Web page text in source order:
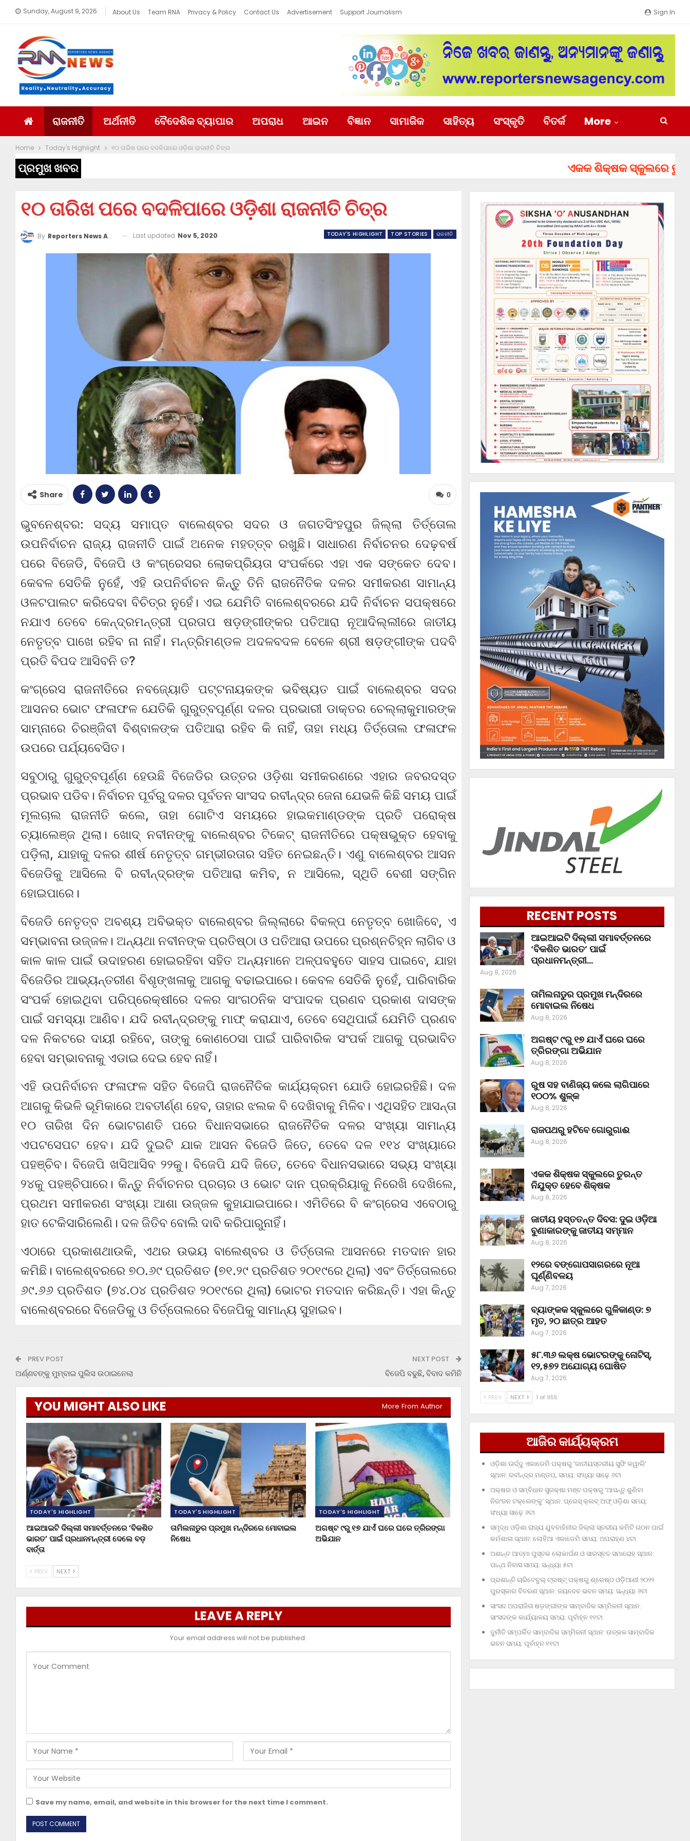
Sign In
Sunday, August 9, 2026 About Us Team RNA Privacy & Policy Contact Us Advertisement Support Journalism
ରାଜନୀତି ଅର୍ଥନୀତି ବୈଦେଶିକ ବ୍ୟାପାର ଅପରାଧ ଆଇନ ବିଜ୍ଞାନ ସାମାଜିକ ସାହିତ୍ୟ ସଂସ୍କୃତି ବିତର୍କ More
Home Today's Highlight ୧୦ ତାରିଖ ପରେ ବଦଳିପାରେ ଓଡ଼ିଶା ରାଜନୀତି ଚିତ୍ର
ପ୍ରମୁଖ ଖବର ଏକକ ଶିକ୍ଷକ ସ୍କୁଲରେ ତୁରନ୍ତ
୧୦ ତାରିଖ ପରେ ବଦଳିପାରେ ଓଡ଼ିଶା ରାଜନୀତି ଚିତ୍ର
TODAY'S HIGHLIGHT TOP STORIES ରାଜନୀତି
By Reporters News Agency Last updated Nov 5, 2020
0
Share
ଭୁବନେଶ୍ବର: ସଦ୍ୟ ସମାପ୍ତ ବାଲେଶ୍ବର ସଦର ଓ ଜଗତସିଂହପୁର ଜିଲ୍ଲା ତିର୍ତ୍ତୋଲ
ଉପନିର୍ବାଚନ ରାଜ୍ୟ ରାଜନୀତି ପାଇଁ ଅନେକ ମହତ୍ତ୍ବ ରଖୁଛି। ସାଧାରଣ ନିର୍ବାଚନର ଦେଢ଼ବର୍ଷ
ପରେ ବିଜେଡି, ବିଜେପି ଓ କଂଗ୍ରେସର ଲୋକପ୍ରିୟତା ସଂପର୍କରେ ଏହା ଏକ ସଙ୍କେତ ଦେବ।
କେବଳ ସେତିକି ନୁହେଁ, ଏହି ଉପନିର୍ବାଚନ କିନ୍ତୁ ତିନି ରାଜନୈତିକ ଦଳର ସମୀକରଣ ସାମାନ୍ୟ
ଓଳଟପାଲଟ କରିଦେବା ବିଚିତ୍ର ନୁହେଁ। ଏଇ ଯେମିତି ବାଲେଶ୍ବରରେ ଯଦି ନିର୍ବାଚନ ସପକ୍ଷରେ
ନଯାଏ ତେବେ କେନ୍ଦ୍ରମନ୍ତ୍ରୀ ପ୍ରତାପ ଷଡ଼ଙ୍ଗୀଙ୍କର ପତିଆରା ନୂଆଦିଲ୍ଲୀରେ ଜାତୀୟ
ନେତୃତ୍ବ ପାଖେ ରହିବ ନା ନାହିଁ। ମନ୍ତ୍ରିମଣ୍ଡଳ ଅଦଳବଦଳ ବେଳେ ଶ୍ରୀ ଷଡ଼ଙ୍ଗୀଙ୍କ ପଦବି
ପ୍ରତି ବିପଦ ଆସିବନି ତ?
କଂଗ୍ରେସ ରାଜନୀତିରେ ନବଜ୍ୟୋତି ପଟ୍ଟନାୟକଙ୍କ ଭବିଷ୍ୟତ ପାଇଁ ବାଲେଶ୍ବର ସଦର
ଆସନର ଭୋଟ ଫଳାଫଳ ଯେତିକି ଗୁରୁତ୍ବପୂର୍ଣ୍ଣ ଦଳର ପ୍ରଭାରୀ ଡାକ୍ତର ଚେଲ୍ଲାକୁମାରଙ୍କ
ସାମ୍ନାରେ ଚିରଞ୍ଜିବୀ ବିଶ୍ବାଳଙ୍କ ପତିଆରା ରହିବ କି ନାହିଁ, ତାହା ମଧ୍ୟ ତିର୍ତ୍ତୋଲ ଫଳାଫଳ
ଉପରେ ପର୍ଯ୍ୟବେସିତ।
ସବୁଠାରୁ ଗୁରୁତ୍ବପୂର୍ଣ୍ଣ ହେଉଛି ବିଜେଡିର ଉତ୍ତର ଓଡ଼ିଶା ସମୀକରଣରେ ଏହାର ଜବରଦସ୍ତ
ପ୍ରଭାବ ପଡିବ। ନିର୍ବାଚନ ପୂର୍ବରୁ ଦଳର ପୂର୍ବତନ ସାଂସଦ ରବୀନ୍ଦ୍ର ଜେନା ଯେଭଳି କିଛି ସମୟ ପାଇଁ
ମୂଲଚାଲ ରାଜନୀତି କଲେ, ତାହା ଗୋଟିଏ ସମୟରେ ହାଇକମାଣ୍ଡଙ୍କ ପ୍ରତି ପରୋକ୍ଷ
ଚ୍ୟାଲେଞ୍ଜ ଥିଲା। ଖୋଦ୍ ନବୀନଙ୍କୁ ବାଲେଶ୍ବର ଟିକେଟ୍ ରାଜନୀତିରେ ପକ୍ଷଭୁକ୍ତ ହେବାକୁ
ପଡ଼ିଲା, ଯାହାକୁ ଦଳର ଶୀର୍ଷ ନେତୃତ୍ବ ଗମ୍ଭୀରତାର ସହିତ ନେଇଛନ୍ତି। ଏଣୁ ବାଲେଶ୍ବର ଆସନ
ବିଜେଡିକୁ ଆସିଲେ ବି ରବୀନ୍ଦ୍ରଙ୍କ ପତିଆରା କମିବ, ନ ଆସିଲେ, ସ୍ଥିତି ବେଶୀ ସଙ୍ଗିନ
ହୋଇପାରେ।
ବିଜେଡି ନେତୃତ୍ବ ଅବଶ୍ୟ ଅବିଭକ୍ତ ବାଲେଶ୍ବର ଜିଲ୍ଲାରେ ବିକଳ୍ପ ନେତୃତ୍ବ ଖୋଜିବେ, ଏ
ସମ୍ଭାବନା ଉଜ୍ଜଳ। ଅନ୍ୟଥା ନବୀନଙ୍କ ପ୍ରତିଷ୍ଠା ଓ ପତିଆରା ଉପରେ ପ୍ରଶ୍ନଚିହ୍ନ ଲାଗିବ ଓ
କାଳ କାଳ ପାଇଁ ଉଦାହରଣ ହୋଇରହିବା ସହିତ ଅନ୍ୟମାନେ ଅଳ୍ପବହୁତେ ସାହସ ପାଇବେ, ଯାହା
ବିଜେଡିର ଆଭ୍ୟନ୍ତରୀଣ ବିଶୃଙ୍ଖଳାକୁ ଆଗକୁ ବଢାଇପାରେ। କେବଳ ସେତିକି ନୁହେଁ, ପାରିବାରିକ
ସଂପର୍କ ହୋଇଥିବା ପରିପ୍ରେକ୍ଷୀରେ ଦଳର ସାଂଗଠନିକ ସଂପାଦକ ପ୍ରଣବ ପ୍ରକାଶ ଦାସଙ୍କ
ପାଇଁ ସମସ୍ୟା ଆଣିବ। ଯଦି ରବୀନ୍ଦ୍ରଙ୍କୁ ମାଫ୍ କରାଯାଏ, ତେବେ ସେଥିପାଇଁ ଯେମିତି ପ୍ରଣବ
ଦଳ ନିକଟରେ ଦାୟୀ ରହିବେ, ତାଙ୍କୁ କୋଣଠେସା ପାଇଁ ପାରିବାରିକ ସଂପର୍କ ଆଗକୁ ପ୍ରଭାବିତ
ହେବା ସମ୍ଭାବନାକୁ ଏଡାଇ ଦେଇ ହେବ ନାହିଁ।
ଏହି ଉପନିର୍ବାଚନ ଫଳାଫଳ ସହିତ ବିଜେପି ରାଜନୈତିକ କାର୍ଯ୍ୟକ୍ରମ ଯୋଡି ହୋଇରହିଛି। ଦଳ
ଆଗକୁ କିଭଳି ଭୂମିକାରେ ଅବତୀର୍ଣ୍ଣ ହେବ, ତାହାର ଝଲକ ବି ଦେଖିବାକୁ ମିଳିବ। ଏଥିସହିତ ଆସନ୍ତା
୧୦ ତାରିଖ ଦିନ ଭୋଟଗଣତି ପରେ ବିଧାନସଭାରେ ରାଜନୈତିକ ଦଳର ସଂଖ୍ୟା ସାମାନ୍ୟ
ଏପଟସେପଟ ହେବ। ଯଦି ଦୁଇଟି ଯାକ ଆସନ ବିଜେଡି ଜିତେ, ତେବେ ଦଳ ୧୧୪ ସଂଖ୍ୟାରେ
ପହଞ୍ଚିବ। ବିଜେପି ଖସିଆସିବ ୨୨କୁ। ବିଜେପି ଯଦି ଜିତେ, ତେବେ ବିଧାନସଭାରେ ସଭ୍ୟ ସଂଖ୍ୟା
୨୪କୁ ପହଞ୍ଚିପାରେ। କିନ୍ତୁ ନିର୍ବାଚନର ପ୍ରଚାର ଓ ଭୋଟ ଦାନ ପ୍ରକ୍ରିୟାକୁ ନିରେଖି ଦେଖିଲେ,
ପ୍ରଥମ ସମୀକରଣ ସଂଖ୍ୟା ଆଶା ଉଜ୍ଜଳ କୁହାଯାଇପାରେ। ଏମିତିରେ ବି କଂଗ୍ରେସ ଏବେଠାରୁ
ହାତ ଟେକିସାରିଲେଣି। ଦଳ ଜିତିବ ବୋଲି ଦାବି କରିପାରୁନାହିଁ।
ଏଠାରେ ପ୍ରକାଶଥାଉକି, ଏଥର ଉଭୟ ବାଲେଶ୍ବର ଓ ତିର୍ତ୍ତୋଲ ଆସନରେ ମତଦାନ ହାର
କମିଛି। ବାଲେଶ୍ବରରେ ୭୦.୬୯ ପ୍ରତିଶତ (୭୧.୨୯ ପ୍ରତିଶତ ୨୦୧୯ରେ ଥିଲା) ଏବଂ ତିର୍ତ୍ତୋଲରେ
୬୯.୬୬ ପ୍ରତିଶତ (୭୪.୦୪ ପ୍ରତିଶତ ୨୦୧୯ରେ ଥିଲା) ଭୋଟର ମତଦାନ କରିଛନ୍ତି। ଏହା କିନ୍ତୁ
ବାଲେଶ୍ବରରେ ବିଜେଡିକୁ ଓ ତିର୍ତ୍ତୋଲରେ ବିଜେପିକୁ ସାମାନ୍ୟ ସୁହାଇବ।
PREV POST
ଅର୍ଣ୍ଣବଙ୍କୁ ମୁମ୍ବାଇ ପୁଲିସ ଉଠାଇନେଲା
NEXT POST
ବିଜେପି ବଢୁଛି, ବିବାଦ କମିନି
YOU MIGHT ALSO LIKE More From Author
TODAY'S HIGHLIGHT
ଆଇଆଇଟି ଦିଲ୍ଲୀ ସମାବର୍ତ୍ତନରେ ‘ବିକଶିତ
ଭାରତ’ ପାଇଁ ପ୍ରଧାନମନ୍ତ୍ରୀ ଦେଲେ ବଡ଼
ବାର୍ତ୍ତା
TODAY'S HIGHLIGHT
ତାମିଲନାଡୁର ପ୍ରମୁଖ ମନ୍ଦିରରେ ମୋବାଇଲ
ନିଷେଧ
TODAY'S HIGHLIGHT
ଅଗଷ୍ଟ ୯ରୁ ୧୭ ଯାଏଁ ଘରେ ଘରେ ତ୍ରିରଙ୍ଗା
ଅଭିଯାନ
PREV NEXT
LEAVE A REPLY
Your email address will not be published.
Save my name, email, and website in this browser for the next time I comment.
RECENT POSTS
ଆଇଆଇଟି ଦିଲ୍ଲୀ ସମାବର୍ତ୍ତନରେ
‘ବିକଶିତ ଭାରତ’ ପାଇଁ
ପ୍ରଧାନମନ୍ତ୍ରୀ…
Aug 8, 2026
ତାମିଲନାଡୁର ପ୍ରମୁଖ ମନ୍ଦିରରେ
ମୋବାଇଲ ନିଷେଧ
Aug 8, 2026
ଅଗଷ୍ଟ ୯ରୁ ୧୭ ଯାଏଁ ଘରେ ଘରେ
ତ୍ରିରଙ୍ଗା ଅଭିଯାନ
Aug 8, 2026
ରୁଷ ସହ ବାଣିଜ୍ୟ କଲେ ଲାଗିପାରେ
୧୦୦% ଶୁଳ୍କ
Aug 8, 2026
ରାଜପଥରୁ ହଟିବେ ଗୋରୁଗାଈ
Aug 8, 2026
ଏକକ ଶିକ୍ଷକ ସ୍କୁଲରେ ତୁରନ୍ତ
ନିଯୁକ୍ତ ହେବେ ଶିକ୍ଷକ
Aug 8, 2026
ଜାତୀୟ ହସ୍ତତନ୍ତ ଦିବସ: ଦୁଇ ଓଡ଼ିଆ
ବୁଣାକାରଙ୍କୁ ଜାତୀୟ ସମ୍ମାନ
Aug 8, 2026
୧୨ରେ ବଙ୍ଗୋପସାଗରରେ ନୂଆ
ଘୂର୍ଣ୍ଣିବଳୟ
Aug 7, 2026
ବ୍ୟାଙ୍କକ ସ୍କୁଲରେ ଗୁଳିକାଣ୍ଡ: ୭
ମୃତ, ୨୦ ଛାତ୍ର ଆହତ
Aug 7, 2026
୫୮.୩୬ ଲକ୍ଷ ଭୋଟରଙ୍କୁ ନୋଟିସ୍‌,
୧୨,୫୭୨ ଅଯୋଗ୍ୟ ଘୋଷିତ
Aug 7, 2026
PREV NEXT 1 of 955
ଆଜିର କାର୍ଯ୍ୟକ୍ରମ
ଓଡ଼ିଶା ଊର୍ଦ୍ଦୁ ଏକାଡେମି ପକ୍ଷରୁ ‘ଜାତୀୟସ୍ତରୀୟ ସୁଫି କୱାଲି’
ସ୍ଥାନ: ରବୀନ୍ଦ୍ର ମଣ୍ଡପ, ସମୟ: ସଂଧ୍ୟା ସାଢ଼େ ୬ଟା
ଅକ୍ଷର ଓ ସମ୍ବିଧାନ ସୁରକ୍ଷା ମଞ୍ଚ ପକ୍ଷରୁ ‘ଆସନ୍ତୁ ଶୁଣିବା
ନିରଂଜନ ଟକ୍‌ଲେଙ୍କୁ’ ସ୍ଥାନ: ପ୍ରେସ୍‌ କ୍ଲବ୍‌ ଅଫ୍‌ ଓଡ଼ିଶା ସମୟ:
ସଂଧ୍ୟା ସାଢ଼େ ୬ଟା
ସମୃଦ୍ଧ ଓଡ଼ିଶା ରାଜ୍ୟ ଯୁବବାହିନୀର ଜିଲ୍ଲା ସ୍ତରୀୟ କମିଟି ଗଠନ ପାଇଁ
କର୍ମଶାଳା ସ୍ଥାନ: ଲୋହିଆ ଏକାଡେମି ସମୟ: ଅପରାହ୍‌ଣ ୪ଟା
ଅଶାନ୍ତ ଆତ୍ମା ପୁସ୍ତକ ଲୋକାର୍ପଣ ଓ ସାରସ୍ବତ ସମାରୋହ ସ୍ଥାନ:
ପାନ୍ଥ ନିବାସ ସମୟ: ସନ୍ଧ୍ୟା ୫ଟା
ପ୍ରଶାନ୍ତି ଚାରିଟେବୁଲ୍‌ ଟ୍ରଷ୍ଟ୍‌ ପକ୍ଷରୁ ଶ୍ରେଷ୍ଠ ଓଡ଼ିଆଣୀ ୨୦୨୨
ପୁରସ୍କାର ବିତରଣ ସ୍ଥାନ: ଜୟଦେବ ଭବନ ସମୟ: ସନ୍ଧ୍ୟା ୬ଟା
ସାଂସଦ ଅପରାଜିତା ଷଡ଼ଙ୍ଗୀଙ୍କ ସାମ୍ବାଦିକ ସମ୍ମିଳନୀ ସ୍ଥାନ:
ସାଂସଦଙ୍କ କାର୍ଯ୍ୟାଳୟ ସମୟ: ପୂର୍ବାହ୍ନ ୧୧ଟା
ଦୁର୍ନୀତି ସମ୍ପର୍କିତ ସାମ୍ବାଦିକ ସମ୍ମିଳନୀ ସ୍ଥାନ: ଉତ୍କଳ ସାମ୍ବାଦିକ
ଭବନ ସମୟ: ପୂର୍ବାହ୍ନ ୧୧ଟା